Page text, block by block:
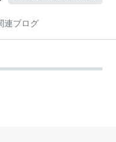
連ブログ